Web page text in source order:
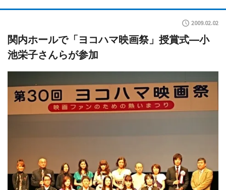
2009.02.02
関内ホールで「ヨコハマ映画祭」授賞式―小
池栄子さんらが参加